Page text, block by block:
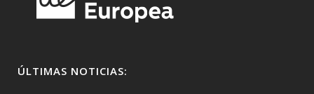
ÚLTIMAS NOTICIAS: